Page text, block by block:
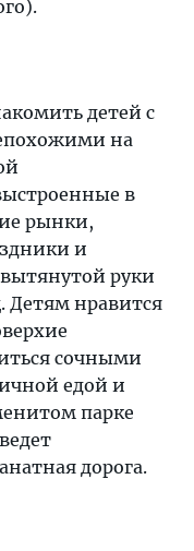
детей с
на
в
рынки,
и
руки
Детям нравится
сочными
едой и
парке
дорога.